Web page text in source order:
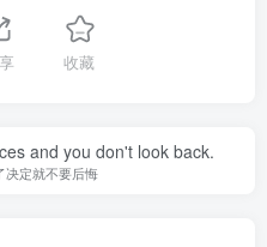
收藏
and you don't look back.
决定就不要后悔